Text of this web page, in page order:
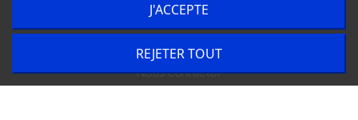
Conditions Générales de Vente
Nous contacter
REJETER TOUT
J'ACCEPTE